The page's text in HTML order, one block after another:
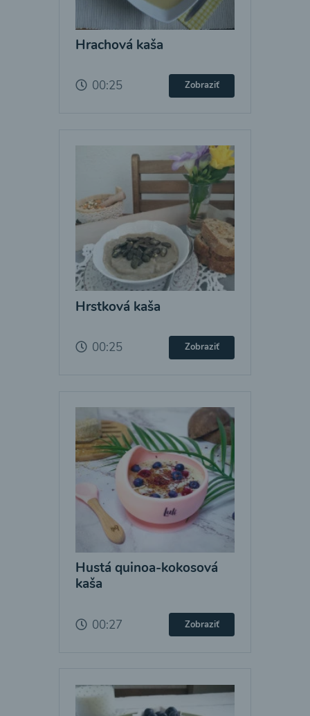
Hrachová kaša
00:25 Zobraziť
Hrstková kaša
00:25 Zobraziť
Hustá quinoa-kokosová
kaša
00:27 Zobraziť